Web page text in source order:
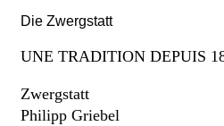
Die Zwergstatt
UNE TRADITION DEPUIS
Zwergstatt
Philipp Griebel